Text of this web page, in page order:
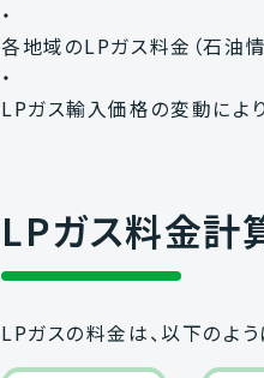
・
各地域のLPガス料金（石油
・
LPガス輸入価格の変動によ
LPガス料金計
LPガスの料金は、以下のよ